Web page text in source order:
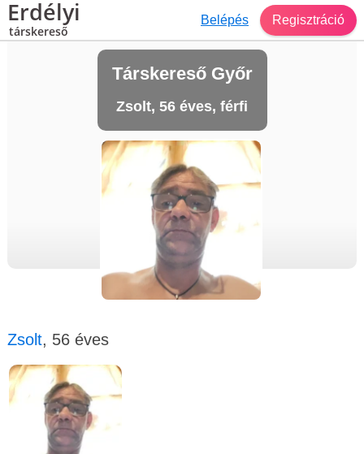
Erdélyi
társkereső
Belépés Regisztráció
Társkereső Győr
Zsolt, 56 éves, férfi
Zsolt, 56 éves